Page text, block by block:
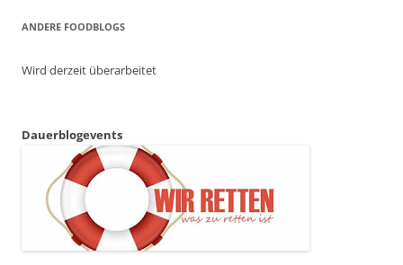
ANDERE FOODBLOGS
Wird derzeit überarbeitet
Dauerblogevents